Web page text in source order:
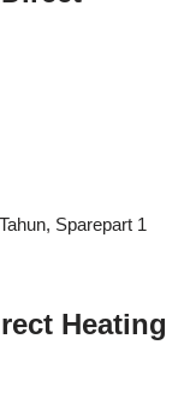
Sparepart 1
Heating